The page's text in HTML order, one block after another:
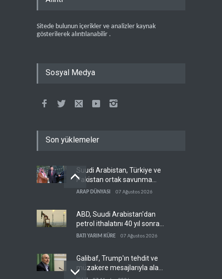
Sitede bulunun içerikler ve analizler kaynak
gösterilerek alıntılanabilir .
Sosyal Medya
Son yüklemeler
Suudi Arabistan, Türkiye ve
Pakistan ortak savunma
anlaşması imzaladı
ARAP DÜNYASI 07 Ağustos 2026
ABD, Suudi Arabistan'dan
petrol ithalatını 40 yıl sonra
ilk kez durdurdu
BATI YARIM KÜRE 07 Ağustos 2026
Galibaf, Trump'ın tehdit ve
müzakere mesajlarıyla alay